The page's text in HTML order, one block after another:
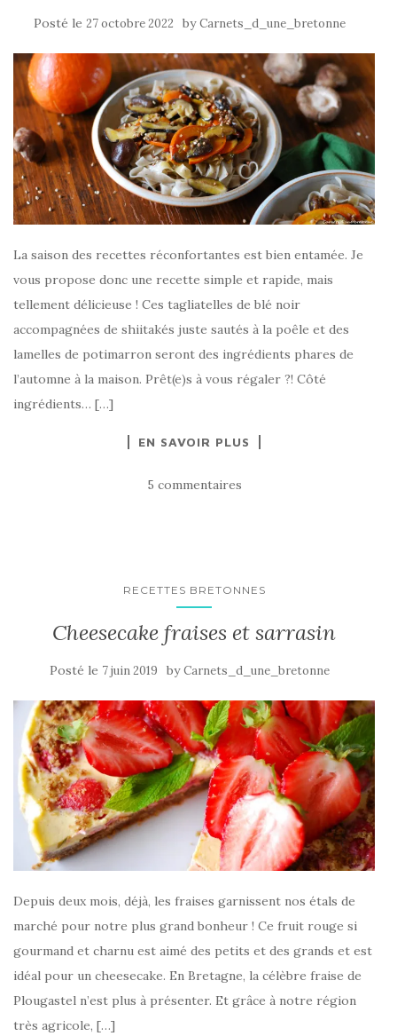
Posté le 27 octobre 2022 byCarnets_d_une_bretonne
La saison des recettes réconfortantes est bien entamée. Je
vous propose donc une recette simple et rapide, mais
tellement délicieuse ! Ces tagliatelles de blé noir
accompagnées de shiitakés juste sautés à la poêle et des
lamelles de potimarron seront des ingrédients phares de
l’automne à la maison. Prêt(e)s à vous régaler ?! Côté
ingrédients… […]
EN SAVOIR PLUS
5 commentaires
RECETTES BRETONNES
Cheesecake fraises et sarrasin
Posté le 7 juin 2019 byCarnets_d_une_bretonne
Depuis deux mois, déjà, les fraises garnissent nos étals de
marché pour notre plus grand bonheur ! Ce fruit rouge si
gourmand et charnu est aimé des petits et des grands et est
idéal pour un cheesecake. En Bretagne, la célèbre fraise de
Plougastel n’est plus à présenter. Et grâce à notre région
très agricole, […]